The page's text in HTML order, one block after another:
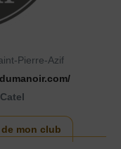
Pierre-Azif
mon club